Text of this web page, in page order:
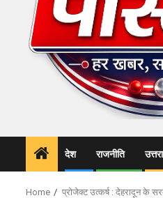
देश राजनीति
Home प्रोजेक्ट उत्कर्ष : देहरादून के